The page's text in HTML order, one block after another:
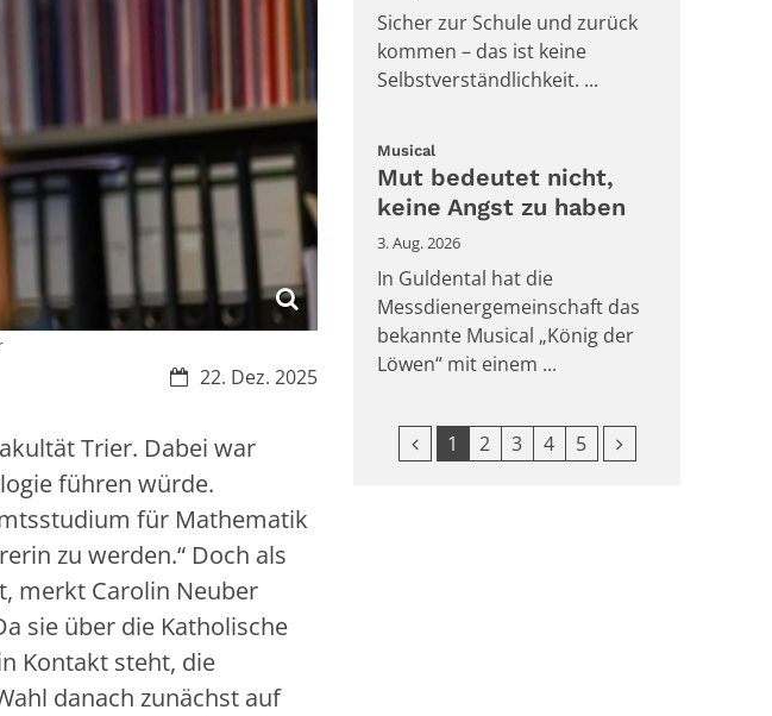
Datum:
22. Dez. 2025
Trier. Dabei war
führen würde.
für Mathematik
zu werden.“ Doch als
merkt Carolin Neuber
sie über die Katholische
Kontakt steht, die
danach zunächst auf
Sicher zur Schule und zurück
kommen – das ist keine
Selbstverständlichkeit. ...
Musical
Mut bedeutet nicht,
keine Angst zu haben
3. Aug. 2026
In Guldental hat die
Messdienergemeinschaft das
bekannte Musical „König der
Löwen“ mit einem ...
Vorherige Seite
1 2 3 4 5 Nächste Seite